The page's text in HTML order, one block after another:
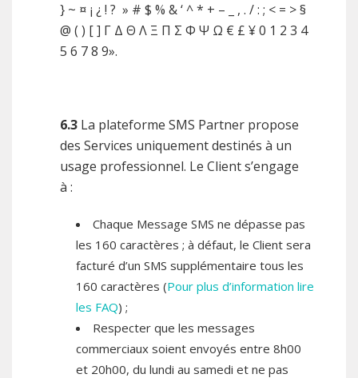
} ~ ¤ ¡ ¿ ! ? » # $ % & ‘ ^ * + – _ , . / : ; < = > §
@ ( ) [ ] Γ Δ Θ Λ Ξ Π Σ Φ Ψ Ω € £ ¥ 0 1 2 3 4
5 6 7 8 9».
6.3 La plateforme SMS Partner propose
des Services uniquement destinés à un
usage professionnel. Le Client s’engage
à :
Chaque Message SMS ne dépasse pas
les 160 caractères ; à défaut, le Client sera
facturé d’un SMS supplémentaire tous les
160 caractères (Pour plus d’information lire
les FAQ) ;
Respecter que les messages
commerciaux soient envoyés entre 8h00
et 20h00, du lundi au samedi et ne pas